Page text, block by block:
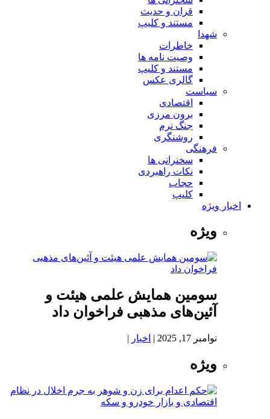
قران و حدیث
مستند و کلیپ
شهدا
خاطرات
وصیت نامه ها
مستند و کلیپ
گالری عکس
سیاست
اقتصادی
برون مرزی
جنگ نرم
روشنگری
فرهنگی
سخنرانی ها
نکات راهبردی
حجاب
کلیپ
اخبار ویژه
ویژه
سومین همایش علمی هیئت و
آئین‌های مذهبی فراخوان داد
نوامبر 17, 2025 | اخبار |
ویژه